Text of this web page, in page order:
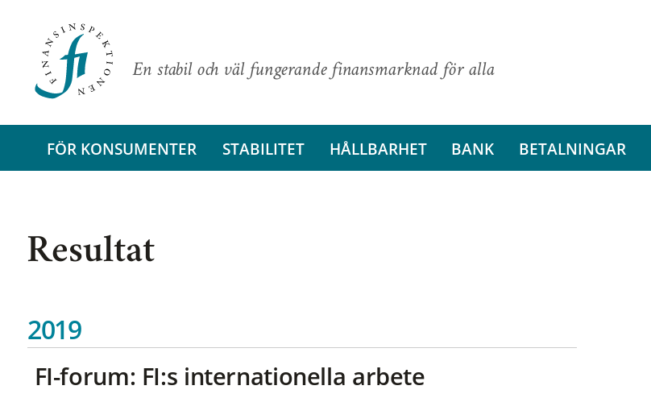
En stabil och väl fungerande finansmarknad för alla
FÖR KONSUMENTER STABILITET HÅLLBARHET BANK BETALNINGAR
Resultat
2019
FI-forum: FI:s internationella arbete